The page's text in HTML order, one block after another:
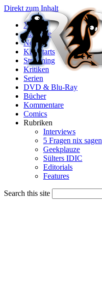
Direkt zum Inhalt
X
Startseite
News
Kinostarts
Streaming
Kritiken
Serien
DVD & Blu-Ray
Bücher
Kommentare
Comics
Rubriken
Interviews
5 Fragen nix sagen
Geekplauze
Sülters IDIC
Editorials
Features
Search this site